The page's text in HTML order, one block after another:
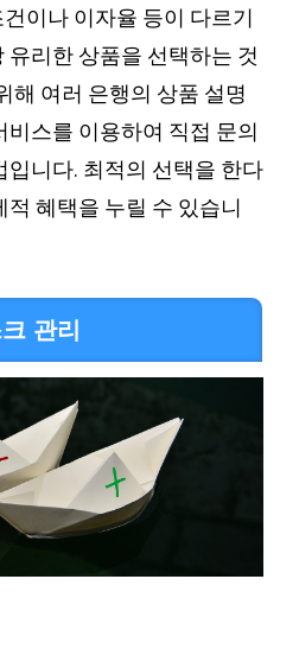
이나 이자율 등이 다르기
리한 상품을 선택하는 것
해 여러 은행의 상품 설명
스를 이용하여 직접 문의
입니다. 최적의 선택을 한다
혜택을 누릴 수 있습니
관리